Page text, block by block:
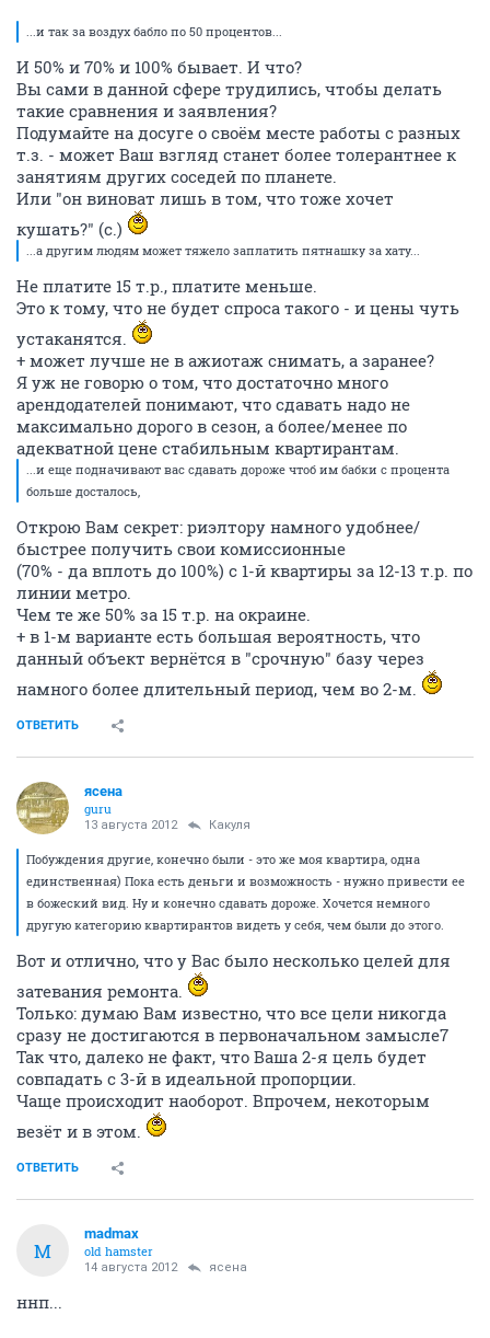
...и так за воздух бабло по 50 процентов...
И 50% и 70% и 100% бывает. И что?
Вы сами в данной сфере трудились, чтобы делать
такие сравнения и заявления?
Подумайте на досуге о своём месте работы с разных
т.з. - может Ваш взгляд станет более толерантнее к
занятиям других соседей по планете.
Или "он виноват лишь в том, что тоже хочет
кушать?" (с.)
...а другим людям может тяжело заплатить пятнашку за хату...
Не платите 15 т.р., платите меньше.
Это к тому, что не будет спроса такого - и цены чуть
устаканятся.
+ может лучше не в ажиотаж снимать, а заранее?
Я уж не говорю о том, что достаточно много
арендодателей понимают, что сдавать надо не
максимально дорого в сезон, а более/менее по
адекватной цене стабильным квартирантам.
...и еще подначивают вас сдавать дороже чтоб им бабки с процента
больше досталось,
Открою Вам секрет: риэлтору намного удобнее/
быстрее получить свои комиссионные
(70% - да вплоть до 100%) с 1-й квартиры за 12-13 т.р. по
линии метро.
Чем те же 50% за 15 т.р. на окраине.
+ в 1-м варианте есть большая вероятность, что
данный объект вернётся в "срочную" базу через
намного более длительный период, чем во 2-м.
ОТВЕТИТЬ
ясена
guru
13 августа 2012 Какуля
Побуждения другие, конечно были - это же моя квартира, одна
единственная) Пока есть деньги и возможность - нужно привести ее
в божеский вид. Ну и конечно сдавать дороже. Хочется немного
другую категорию квартирантов видеть у себя, чем были до этого.
Вот и отлично, что у Вас было несколько целей для
затевания ремонта.
Только: думаю Вам известно, что все цели никогда
сразу не достигаются в первоначальном замысле7
Так что, далеко не факт, что Ваша 2-я цель будет
совпадать с 3-й в идеальной пропорции.
Чаще происходит наоборот. Впрочем, некоторым
везёт и в этом.
ОТВЕТИТЬ
M
madmax
old hamster
14 августа 2012 ясена
ннп...